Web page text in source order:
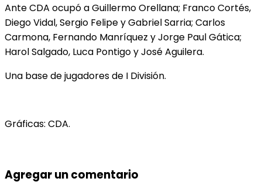
Ante CDA ocupó a Guillermo Orellana; Franco Cortés,
Diego Vidal, Sergio Felipe y Gabriel Sarria; Carlos
Carmona, Fernando Manríquez y Jorge Paul Gática;
Harol Salgado, Luca Pontigo y José Aguilera.
Una base de jugadores de I División.
Gráficas: CDA.
Agregar un comentario